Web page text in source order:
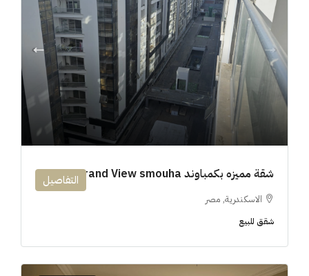
شقة مميزه بكمباوند 194m Grand View smouha
الاسكندرية, مصر
شقق للبيع
التفاصيل